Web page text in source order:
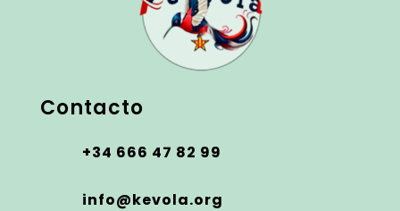
Contacto
+34 666 47 82 99
info@kevola.org